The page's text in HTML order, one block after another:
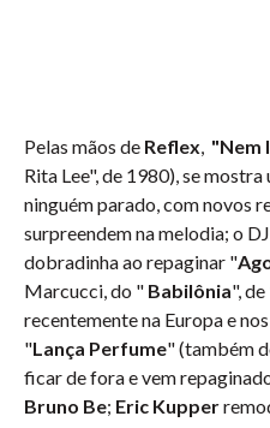
Pelas mãos de Reflex, "Nem
Rita Lee", de 1980), se
ninguém parado, com novos
surpreendem na melodia; o
dobradinha ao repaginar "
Marcucci, do " Babilônia",
recentemente na Europa e
"Lança Perfume" (também
ficar de fora e vem
Bruno Be; Eric Kupper